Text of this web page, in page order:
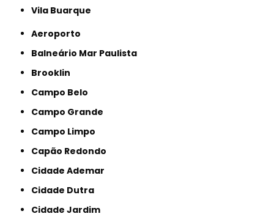
Vila Buarque
Aeroporto
Balneário Mar Paulista
Brooklin
Campo Belo
Campo Grande
Campo Limpo
Capão Redondo
Cidade Ademar
Cidade Dutra
Cidade Jardim